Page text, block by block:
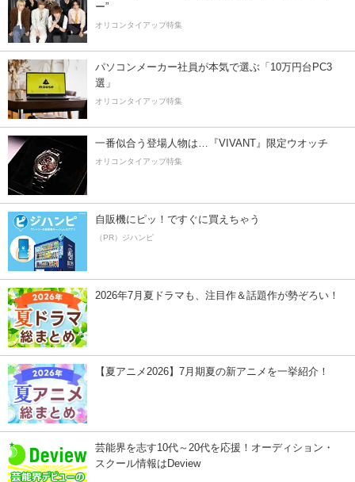
ー”
オリコンタイアップ特集
パソコンメーカー社員が本気で選ぶ「10万円台PC3
選」
オリコンタイアップ特集
一番似合う登場人物は…『VIVANT』限定ウオッチ
オリコンタイアップ特集
自販機にピッ！ですぐに買えちゃう
（PR）ジハンピ
2026年7月夏ドラマも、注目作＆話題作が勢ぞろい！
【夏アニメ2026】7月期夏の新アニメを一挙紹介！
芸能界を志す10代～20代を応援！オーディション・
スクール情報はDeview